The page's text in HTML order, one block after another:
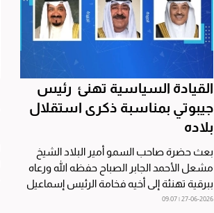
القيادة السياسية تهنئ رئيس
جيبوتي بمناسبة ذكرى استقلال
بلاده
بعث حضرة صاحب السمو أمير البلاد الشيخ
مشعل الأحمد الجابر الصباح حفظه الله ورعاه
ببرقية تهنئة إلى أخيه فخامة الرئيس إسماعيل
عمر جيله -...
27-06-2026 | 09:07